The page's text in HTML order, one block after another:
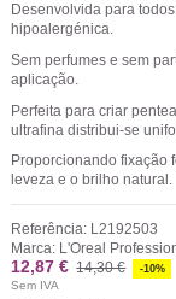
Desenvolvida para
hipoalergénica.
Sem perfumes e sem
aplicação.
Perfeita para criar
ultrafina distribui-se
Proporcionando fixação
leveza e o brilho natural.
Referência: L2192503
Marca: L'Oreal
12,87 € 14,30 € -10%
Sem IVA